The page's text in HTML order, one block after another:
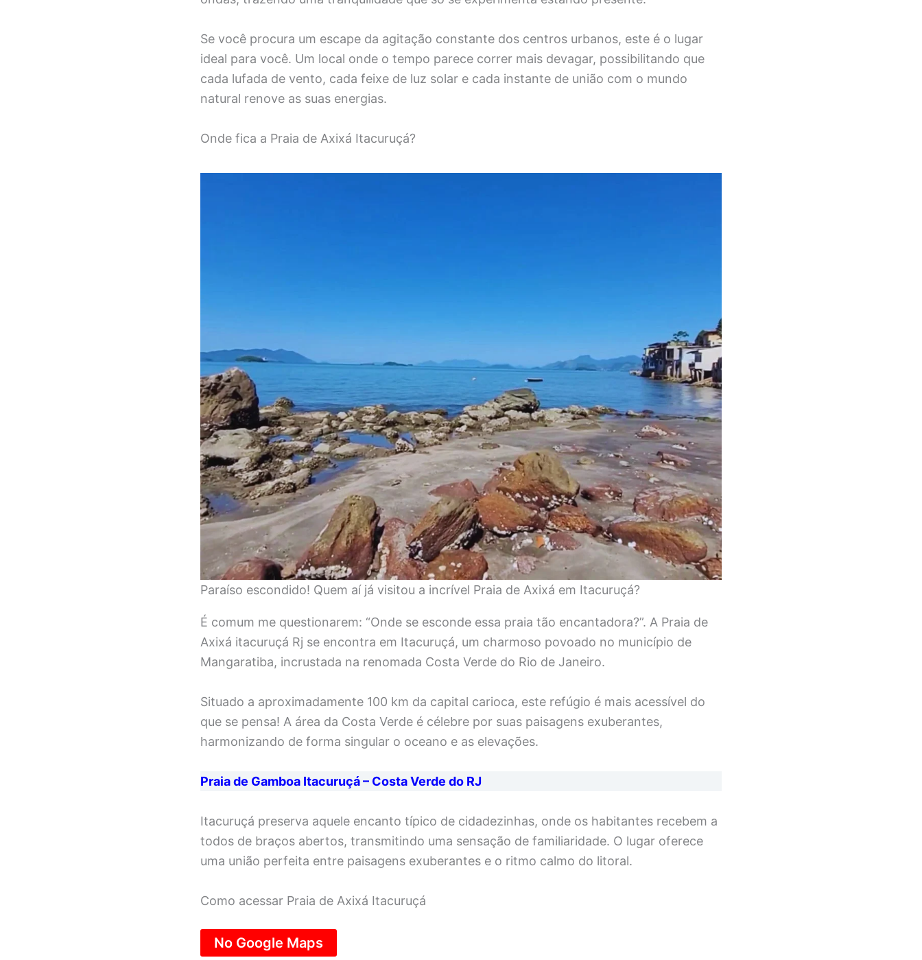
Se você procura um escape da agitação constante dos centros urbanos, este é o lugar
ideal para você. Um local onde o tempo parece correr mais devagar, possibilitando que
cada lufada de vento, cada feixe de luz solar e cada instante de união com o mundo
natural renove as suas energias.
Onde fica a Praia de Axixá Itacuruçá?
Paraíso escondido! Quem aí já visitou a incrível Praia de Axixá em Itacuruçá?
É comum me questionarem: “Onde se esconde essa praia tão encantadora?”. A Praia de
Axixá itacuruçá Rj se encontra em Itacuruçá, um charmoso povoado no município de
Mangaratiba, incrustada na renomada Costa Verde do Rio de Janeiro.
Situado a aproximadamente 100 km da capital carioca, este refúgio é mais acessível do
que se pensa! A área da Costa Verde é célebre por suas paisagens exuberantes,
harmonizando de forma singular o oceano e as elevações.
Praia de Gamboa Itacuruçá – Costa Verde do RJ
Itacuruçá preserva aquele encanto típico de cidadezinhas, onde os habitantes recebem a
todos de braços abertos, transmitindo uma sensação de familiaridade. O lugar oferece
uma união perfeita entre paisagens exuberantes e o ritmo calmo do litoral.
Como acessar Praia de Axixá Itacuruçá
No Google Maps